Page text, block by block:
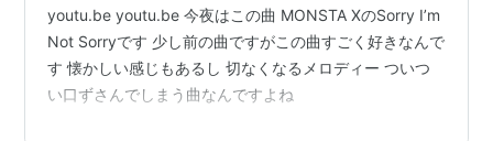
youtu.be youtu.be 今夜はこの曲 MONSTA XのSorry I’m
Not Sorryです 少し前の曲ですがこの曲すごく好きなんで
す 懐かしい感じもあるし 切なくなるメロディー ついつ
い口ずさんでしまう曲なんですよね